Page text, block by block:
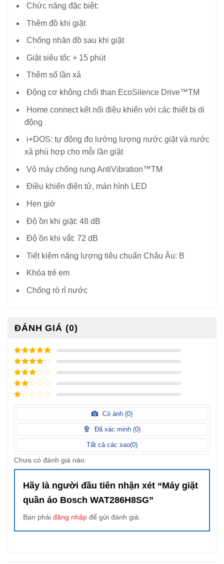
Chức năng đặc biệt:
Thêm đồ khi giặt
Chống nhăn đồ sau khi giặt
Giặt siêu tốc + 15 phút
Thêm số lần xả
Động cơ không chổi than EcoSilence Drive™TM
Home connect kết nối điều khiển với các thiết bị di
động
i+DOS: tự động đo lường lượng nước giặt và nước
xả phù hợp cho mỗi lần giặt
Vỏ máy chống rung AntiVibration™TM
Điều khiển điện tử, màn hình LED
Hẹn giờ
Độ ồn khi giặt: 48 dB
Độ ồn khi vắt: 72 dB
Tiết kiệm năng lượng tiêu chuẩn Châu Âu: B
Khóa trẻ em
Chống rò rỉ nước
ĐÁNH GIÁ (0)
5/ 5 điểm
4/ 5
điểm
3/ 5
điểm
2/
điểm
1
điểm
Có ảnh (0)
Đã xác minh (0)
Tất cả các sao(0)
Chưa có đánh giá nào.
Hãy là người đầu tiên nhận xét “Máy giặt
quần áo Bosch WAT286H8SG”
Bạn phải đăng nhập để gửi đánh giá.